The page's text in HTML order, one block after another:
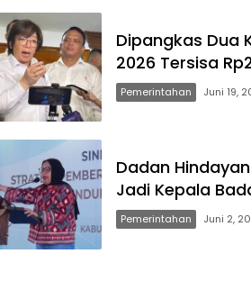
Dipangkas Dua
2026 Tersisa
Pemerintahan Juni 19,
Dadan
Jadi Kepala
Pemerintahan Juni 2,